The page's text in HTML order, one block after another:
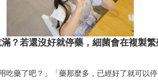
？若還沒好就停藥，細菌會在複製繁
吃藥了吧？」「藥那麼多，已經好了就可以停